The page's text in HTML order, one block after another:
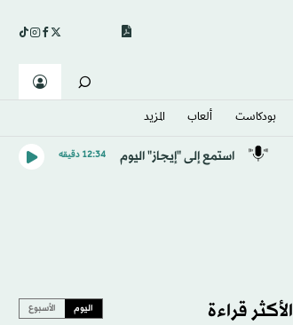
بودكاست ألعاب المزيد
استمع إلى "إيجاز" اليوم 12:34 دقيقه
الأكثر قراءة اليوم الأسبوع